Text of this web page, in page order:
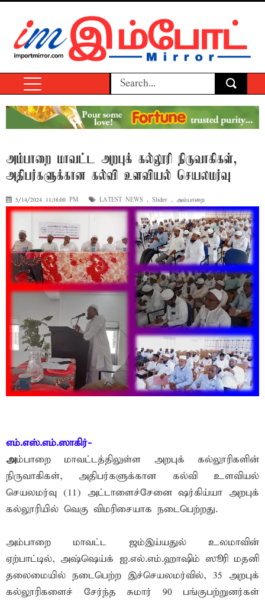
அம்பாறை மாவட்ட அறபுக் கல்லூரி நிருவாகிகள்,
அதிபர்களுக்கான கல்வி உளவியல் செயலமர்வு
5/14/2024 11:38:00 PM LATEST NEWS , Slider , அம்பாறை
எம்.எஸ்.எம்.ஸாகிர்-
அம்பாறை மாவட்டத்திலுள்ள அறபுக் கல்லூரிகளின்
நிருவாகிகள், அதிபர்களுக்கான கல்வி உளவியல்
செயலமர்வு (11) அட்டாளைச்சேனை ஷர்கிய்யா அறபுக்
கல்லூரியில் வெகு விமரிசையாக நடைபெற்றது.
அம்பாறை மாவட்ட ஜம்இய்யதுல் உலமாவின்
ஏற்பாட்டில், அஷ்ஷெய்க் ஐ.எல்.எம்.ஹாஷிம் ஸூரி மதனி
தலைமையில் நடைபெற்ற இச்செயலமர்வில், 35 அறபுக்
கல்லூரிகளைச் சேர்ந்த சுமார் 90 பங்குபற்றுனர்கள்